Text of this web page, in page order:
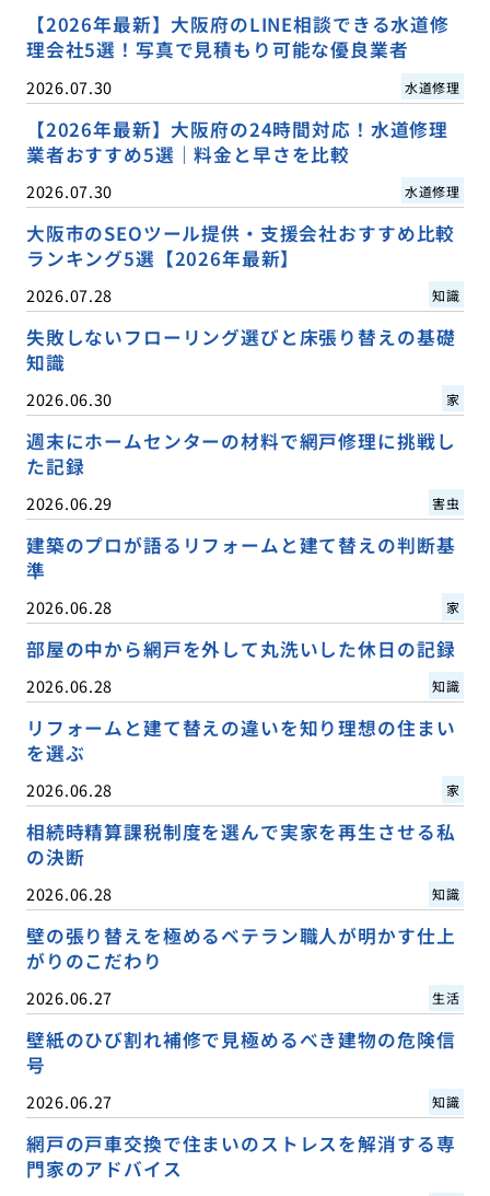
【2026年最新】大阪府のLINE相談できる水道修
理会社5選！写真で見積もり可能な優良業者
2026.07.30 水道修理
【2026年最新】大阪府の24時間対応！水道修理
業者おすすめ5選｜料金と早さを比較
2026.07.30 水道修理
大阪市のSEOツール提供・支援会社おすすめ比較
ランキング5選【2026年最新】
2026.07.28 知識
失敗しないフローリング選びと床張り替えの基礎
知識
2026.06.30 家
週末にホームセンターの材料で網戸修理に挑戦し
た記録
2026.06.29 害虫
建築のプロが語るリフォームと建て替えの判断基
準
2026.06.28 家
部屋の中から網戸を外して丸洗いした休日の記録
2026.06.28 知識
リフォームと建て替えの違いを知り理想の住まい
を選ぶ
2026.06.28 家
相続時精算課税制度を選んで実家を再生させる私
の決断
2026.06.28 知識
壁の張り替えを極めるベテラン職人が明かす仕上
がりのこだわり
2026.06.27 生活
壁紙のひび割れ補修で見極めるべき建物の危険信
号
2026.06.27 知識
網戸の戸車交換で住まいのストレスを解消する専
門家のアドバイス